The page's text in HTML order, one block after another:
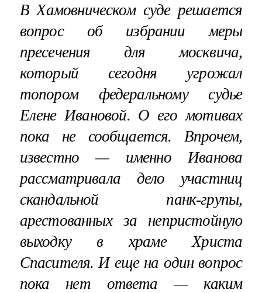
В Хамовническом суде решается
вопрос об избрании меры
пресечения для москвича,
который сегодня угрожал
топором федеральному судье
Елене Ивановой. О его мотивах
пока не сообщается. Впрочем,
известно — именно Иванова
рассматривала дело участниц
скандальной панк-групы,
арестованных за непристойную
выходку в храме Христа
Спасителя. И еще на один вопрос
пока нет ответа — каким